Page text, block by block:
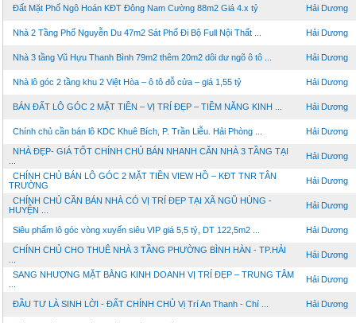
Đất Mặt Phố Ngô Hoán KĐT Đông Nam Cường 88m2 Giá 4.x tỷ Hải Dương
Nhà 2 Tầng Phố Nguyễn Du 47m2 Sát Phố Đi Bộ Full Nội Thất ... Hải Dương
Nhà 3 tầng Vũ Hựu Thanh Bình 79m2 thêm 20m2 dôi dư ngõ ô tô ... Hải Dương
Nhà lô góc 2 tầng khu 2 Việt Hòa – ô tô đỗ cửa – giá 1,55 tỷ Hải Dương
BÁN ĐẤT LÔ GÓC 2 MẶT TIỀN – VỊ TRÍ ĐẸP – TIỀM NĂNG KINH ... Hải Dương
Chính chủ cần bán lô KDC Khuê Bích, P. Trần Liễu. Hải Phòng ... Hải Dương
NHÀ ĐẸP- GIÁ TỐT CHÍNH CHỦ BÁN NHANH CĂN NHÀ 3 TẦNG TẠI
Hải Dương
CHÍNH CHỦ BÁN LÔ GÓC 2 MẶT TIỀN VIEW HỒ – KĐT TNR TÂN
TRƯỜNG
Hải Dương
CHÍNH CHỦ CẦN BÁN NHÀ CÓ VỊ TRÍ ĐẸP TẠI XÃ NGŨ HÙNG -
HUYỆN ...
Hải Dương
Siêu phẩm lô góc vòng xuyến siêu VIP giá 5,5 tỷ, DT 122,5m2 ... Hải Dương
CHÍNH CHỦ CHO THUÊ NHÀ 3 TẦNG PHƯỜNG BÌNH HÀN - TP.HẢI
Hải Dương
SANG NHƯỢNG MẶT BẰNG KINH DOANH VỊ TRÍ ĐẸP – TRUNG TÂM
Hải Dương
ĐẦU TƯ LÀ SINH LỜI - ĐẤT CHÍNH CHỦ Vị Trí An Thanh - Chí ... Hải Dương